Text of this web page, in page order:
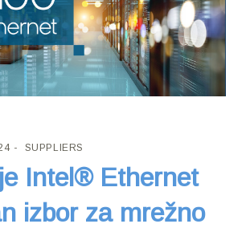
SUPPLIERS
Intel® Ethernet
izbor za mrežno